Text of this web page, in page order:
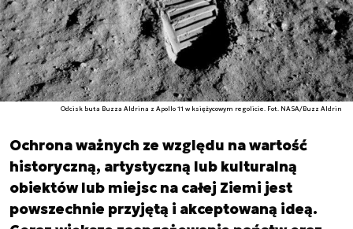
Odcisk buta Buzza Aldrina z Apollo 11 w księżycowym regolicie. Fot. NASA/Buzz Aldrin
Ochrona ważnych ze względu na wartość
historyczną, artystyczną lub kulturalną
obiektów lub miejsc na całej Ziemi jest
powszechnie przyjętą i akceptowaną ideą.